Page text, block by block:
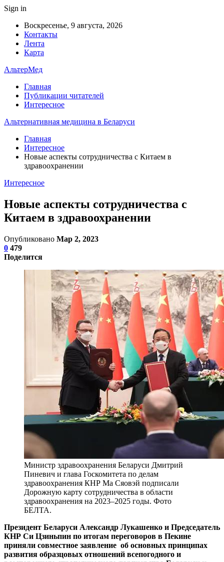
Sign in
Воскресенье, 9 августа, 2026
Контакты
Лента
Карта
АльтерМед
Главная
Публикации читателей
Интересное
Альтернативная медицина в Беларуси
Главная
Интересное
Новые аспекты сотрудничества с Китаем в
здравоохранении
Интересное
Новые аспекты сотрудничества с
Китаем в здравоохранении
Опубликовано Мар 2, 2023
0 479
Поделится
Министр здравоохранения Беларуси Дмитрий
Пиневич и глава Госкомитета по делам
здравоохранения КНР Ма Сяовэй подписали
Дорожную карту сотрудничества в области
здравоохранения на 2023–2025 годы. Фото
БЕЛТА.
Президент Беларуси Александр Лукашенко и Председатель
КНР Си Цзиньпин по итогам переговоров в Пекине
приняли совместное заявление об основных принципах
развития образцовых отношений всепогодного и